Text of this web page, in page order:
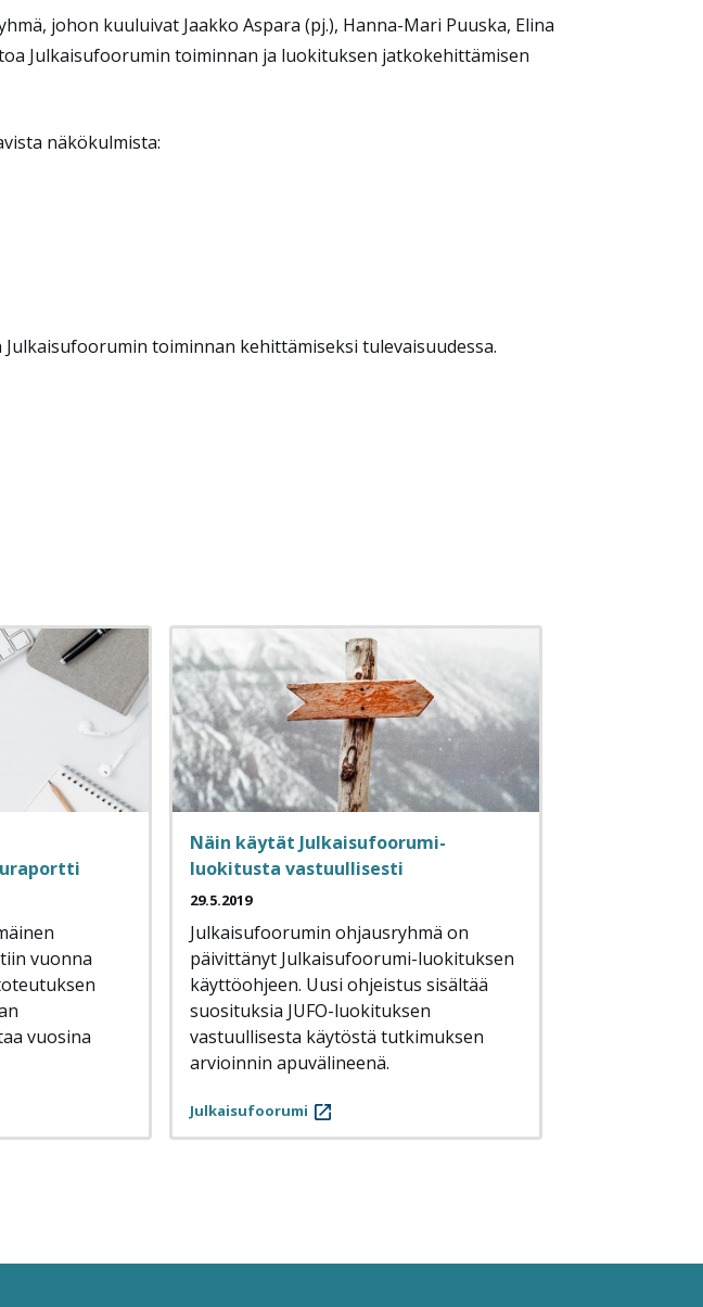
johon kuuluivat Jaakko Aspara (pj.), Hanna-Mari Puuska, Elina
Julkaisufoorumin toiminnan ja luokituksen jatkokehittämisen
näkökulmista:
toiminnan kehittämiseksi tulevaisuudessa.
vuonna
vuosina
Näin käytät Julkaisufoorumi-
luokitusta vastuullisesti
29.5.2019
Julkaisufoorumin ohjausryhmä on
päivittänyt Julkaisufoorumi-luokituksen
käyttöohjeen. Uusi ohjeistus sisältää
suosituksia JUFO-luokituksen
vastuullisesta käytöstä tutkimuksen
arvioinnin apuvälineenä.
Julkaisufoorumi